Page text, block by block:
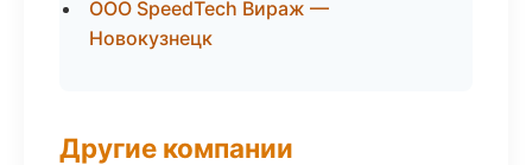
ООО SpeedTech Вираж —
Новокузнецк
Другие компании